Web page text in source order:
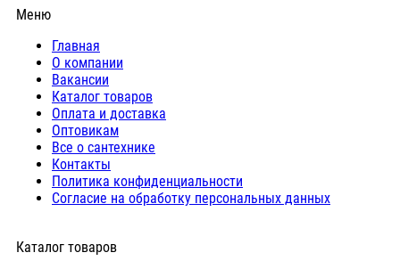
Меню
Главная
О компании
Вакансии
Каталог товаров
Оплата и доставка
Оптовикам
Все о сантехнике
Контакты
Политика конфиденциальности
Согласие на обработку персональных данных
Каталог товаров